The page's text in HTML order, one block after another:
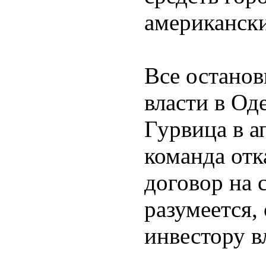
Все
власти в
Гурвица в
команда
договор на
разумеется,
инвестору